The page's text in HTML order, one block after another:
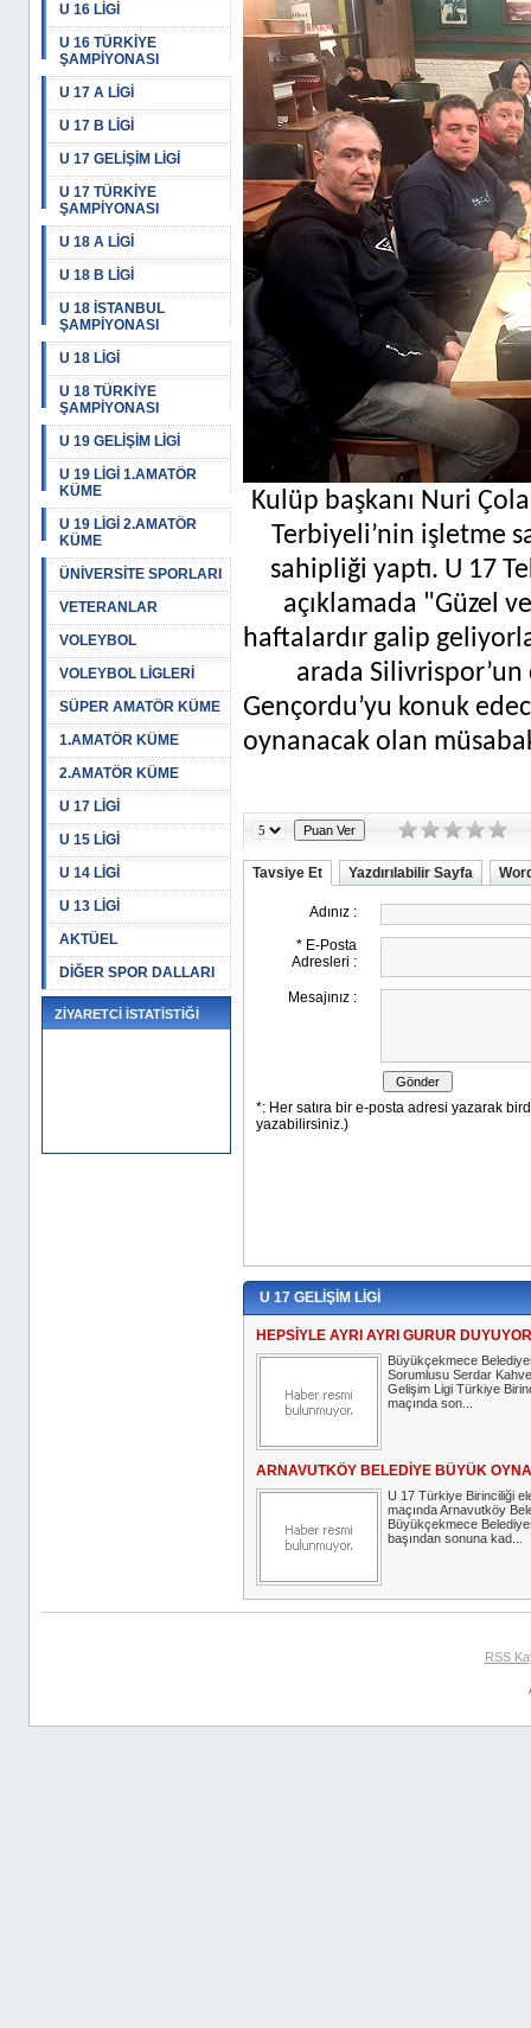
U 16 LİGİ
U 16 TÜRKİYE
ŞAMPİYONASI
U 17 A LİGİ
U 17 B LİGİ
U 17 GELİŞİM LİGİ
U 17 TÜRKİYE
ŞAMPİYONASI
U 18 A LİGİ
U 18 B LİGİ
U 18 İSTANBUL
ŞAMPİYONASI
U 18 LİGİ
U 18 TÜRKİYE
ŞAMPİYONASI
U 19 GELİŞİM LİGİ
U 19 LİGİ 1.AMATÖR
KÜME
U 19 LİGİ 2.AMATÖR
KÜME
ÜNİVERSİTE SPORLARI
VETERANLAR
VOLEYBOL
VOLEYBOL LİGLERİ
SÜPER AMATÖR KÜME
1.AMATÖR KÜME
2.AMATÖR KÜME
U 17 LİGİ
U 15 LİGİ
U 14 LİGİ
U 13 LİGİ
AKTÜEL
DİĞER SPOR DALLARI
ZİYARETCİ İSTATİSTİĞİ
Kulüp başkanı Nuri
Terbiyeli’nin işletme
sahipliği yaptı. U 17
açıklamada "Güzel
haftalardır galip
arada
Gençordu’yu konuk
oynanacak olan
Tavsiye Et Yazdırılabilir Sayfa
U 17 GELİŞİM LİGİ
HEPSİYLE AYRI AYRI GURUR
Büyükçekmece
Sorumlusu Serdar
Gelişim Ligi Türkiye
maçında son...
ARNAVUTKÖY BELEDİYE BÜYÜK
U 17 Türkiye Birinciliği
maçında Arnavutköy
Büyükçekmece
başından sonuna kad...
RSS